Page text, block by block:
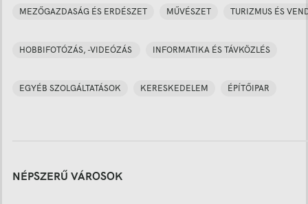
MEZŐGAZDASÁG ÉS ERDÉSZET MŰVÉSZET TURIZMUS ÉS
HOBBIFOTÓZÁS, -VIDEÓZÁS INFORMATIKA ÉS TÁVKÖZLÉS
EGYÉB SZOLGÁLTATÁSOK KERESKEDELEM ÉPÍTŐIPAR
NÉPSZERŰ VÁROSOK